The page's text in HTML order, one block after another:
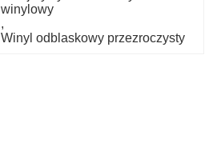
winylowy
,
Winyl odblaskowy przezroczysty